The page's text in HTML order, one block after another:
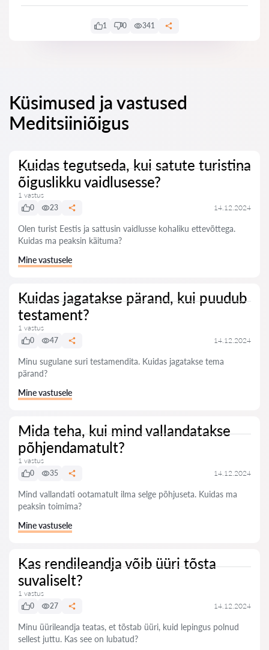
1 0 341
Küsimused ja vastused
Meditsiiniõigus
Kuidas tegutseda, kui satute turistina
õiguslikku vaidlusesse?
1 vastus
0
23 14.12.2024
Olen turist Eestis ja sattusin vaidlusse kohaliku ettevõttega.
Kuidas ma peaksin käituma?
Mine vastusele
Kuidas jagatakse pärand, kui puudub
testament?
1 vastus
0
47 14.12.2024
Minu sugulane suri testamendita. Kuidas jagatakse tema
pärand?
Mine vastusele
Mida teha, kui mind vallandatakse
põhjendamatult?
1 vastus
0
35 14.12.2024
Mind vallandati ootamatult ilma selge põhjuseta. Kuidas ma
peaksin toimima?
Mine vastusele
Kas rendileandja võib üüri tõsta
suvaliselt?
1 vastus
0
27 14.12.2024
Minu üürileandja teatas, et tõstab üüri, kuid lepingus polnud
sellest juttu. Kas see on lubatud?